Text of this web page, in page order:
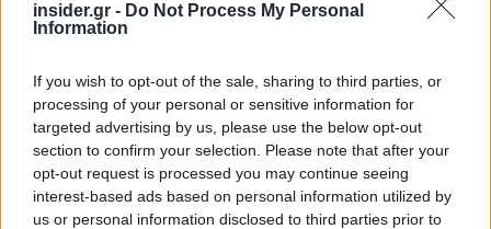
insider.gr - Do Not Process My Personal
Information
If you wish to opt-out of the sale, sharing to third parties, or
processing of your personal or sensitive information for
targeted advertising by us, please use the below opt-out
section to confirm your selection. Please note that after your
opt-out request is processed you may continue seeing
interest-based ads based on personal information utilized by
us or personal information disclosed to third parties prior to
Ακολουθήστε το